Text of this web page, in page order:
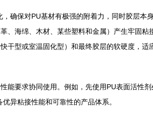
确保对PU基材有极强的附着力，同时胶层本
、海绵、木材、某些塑料和金属）产生牢固粘
干型或室温固化型）和最终胶层的软硬度，适
能要求协同使用。例如，先使用PU表面活性
异粘接性能和可靠性的产品体系。